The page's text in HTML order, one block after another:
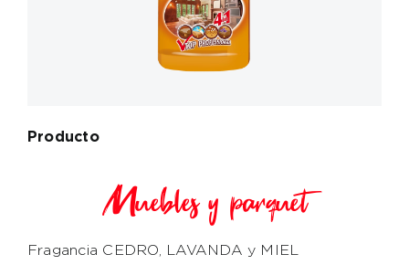
Producto
Muebles y parquet
Fragancia CEDRO, LAVANDA y MIEL